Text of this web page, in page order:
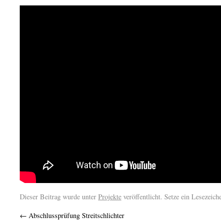
Dieser Beitrag wurde unter Projekte veröffentlicht. Setze ein
← Abschlussprüfung Streitschlichter